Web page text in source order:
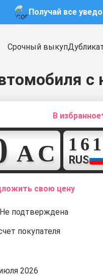
Получай все
Срочный выкуп
с
В избранное
АС1
6
RUS
свою цену
Не подтверждена
покупателя
2026